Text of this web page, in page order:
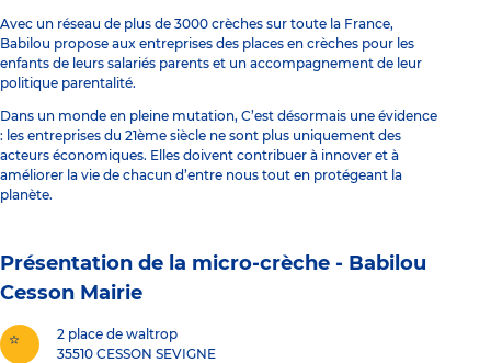
Avec un réseau de plus de 3000 crèches sur toute la France,
Babilou propose aux entreprises des places en crèches pour les
enfants de leurs salariés parents et un accompagnement de leur
politique parentalité.
Dans un monde en pleine mutation, C’est désormais une évidence
: les entreprises du 21ème siècle ne sont plus uniquement des
acteurs économiques. Elles doivent contribuer à innover et à
améliorer la vie de chacun d’entre nous tout en protégeant la
planète.
Présentation de la micro-crèche - Babilou
Cesson Mairie
2 place de waltrop
35510 CESSON SEVIGNE